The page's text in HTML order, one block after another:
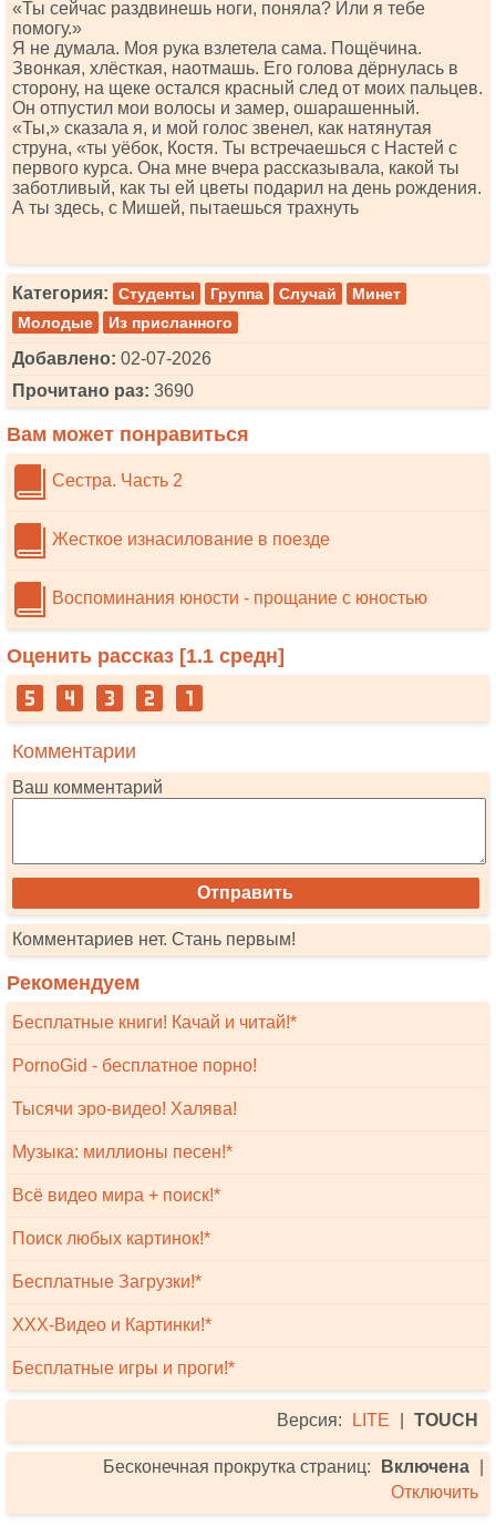
«Ты сейчас раздвинешь ноги, поняла? Или я тебе
помогу.»
Я не думала. Моя рука взлетела сама. Пощёчина.
Звонкая, хлёсткая, наотмашь. Его голова дёрнулась в
сторону, на щеке остался красный след от моих пальцев.
Он отпустил мои волосы и замер, ошарашенный.
«Ты,» сказала я, и мой голос звенел, как натянутая
струна, «ты уёбок, Костя. Ты встречаешься с Настей с
первого курса. Она мне вчера рассказывала, какой ты
заботливый, как ты ей цветы подарил на день рождения.
А ты здесь, с Мишей, пытаешься трахнуть
Категория: Студенты Группа Случай
Минет
Молодые
Из присланного
Добавлено: 02-07-2026
Прочитано раз: 3690
Вам может понравиться
Сестра. Часть 2
Жесткое изнасилование в поезде
Воспоминания юности - прощание с юностью
Оценить рассказ [1.1 средн]
Комментарии
Ваш комментарий
Комментариев нет. Стань первым!
Рекомендуем
Бесплатные книги! Качай и читай!*
PornoGid - бесплатное порно!
Тысячи эро-видео! Халява!
Музыка: миллионы песен!*
Всё видео мира + поиск!*
Поиск любых картинок!*
Бесплатные Загрузки!*
XXX-Видео и Картинки!*
Бесплатные игры и проги!*
Версия: LITE TOUCH
Бесконечная прокрутка страниц: Включена
Отключить